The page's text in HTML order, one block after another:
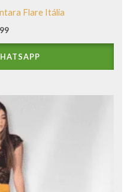
Flare Itália